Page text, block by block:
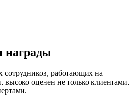
награды
работающих на
высоко оценен не только клиентами,